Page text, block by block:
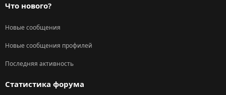
Что нового?
Новые сообщения
Новые сообщения профилей
Последняя активность
Статистика форума